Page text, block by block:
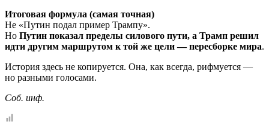
Итоговая формула (самая точная)
Не «Путин подал пример Трампу».
Но Путин показал пределы силового пути, а Трамп решил
идти другим маршрутом к той же цели — пересборке мира.
История здесь не копируется. Она, как всегда, рифмуется —
но разными голосами.
Соб. инф.